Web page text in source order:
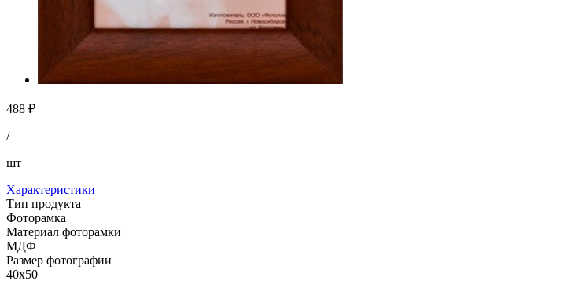
488 ₽
/
шт
Характеристики
Тип продукта
Фоторамка
Материал фоторамки
МДФ
Размер фотографии
40х50